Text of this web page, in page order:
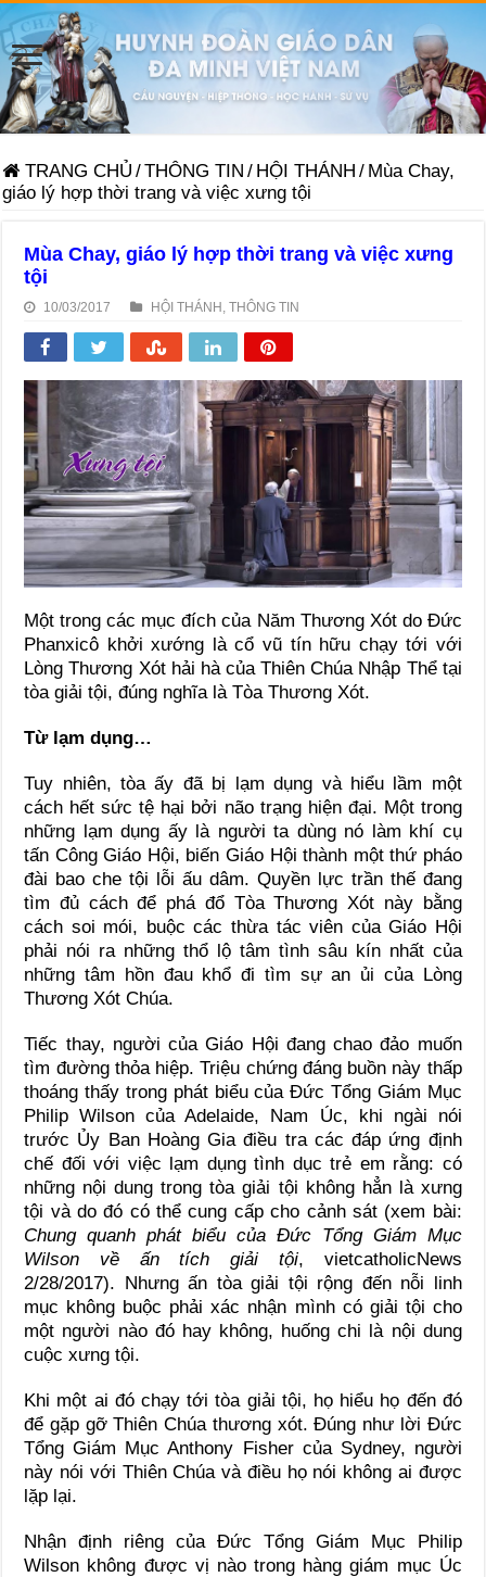
TRANG CHỦ /THÔNG TIN / HỘI THÁNH / Mùa Chay,
giáo lý hợp thời trang và việc xưng tội
Mùa Chay, giáo lý hợp thời trang và việc xưng
tội
10/03/2017 HỘI THÁNH ,THÔNG TIN
Một trong các mục đích của Năm Thương Xót do Đức
Phanxicô khởi xướng là cổ vũ tín hữu chạy tới với
Lòng Thương Xót hải hà của Thiên Chúa Nhập Thể tại
tòa giải tội, đúng nghĩa là Tòa Thương Xót.
Từ lạm dụng…
Tuy nhiên, tòa ấy đã bị lạm dụng và hiểu lầm một
cách hết sức tệ hại bởi não trạng hiện đại. Một trong
những lạm dụng ấy là người ta dùng nó làm khí cụ
tấn Công Giáo Hội, biến Giáo Hội thành một thứ pháo
đài bao che tội lỗi ấu dâm. Quyền lực trần thế đang
tìm đủ cách để phá đổ Tòa Thương Xót này bằng
cách soi mói, buộc các thừa tác viên của Giáo Hội
phải nói ra những thổ lộ tâm tình sâu kín nhất của
những tâm hồn đau khổ đi tìm sự an ủi của Lòng
Thương Xót Chúa.
Tiếc thay, người của Giáo Hội đang chao đảo muốn
tìm đường thỏa hiệp. Triệu chứng đáng buồn này thấp
thoáng thấy trong phát biểu của Đức Tổng Giám Mục
Philip Wilson của Adelaide, Nam Úc, khi ngài nói
trước Ủy Ban Hoàng Gia điều tra các đáp ứng định
chế đối với việc lạm dụng tình dục trẻ em rằng: có
những nội dung trong tòa giải tội không hẳn là xưng
tội và do đó có thể cung cấp cho cảnh sát (xem bài:
Chung quanh phát biểu của Đức Tổng Giám Mục
Wilson về ấn tích giải tội, vietcatholicNews
2/28/2017). Nhưng ấn tòa giải tội rộng đến nỗi linh
mục không buộc phải xác nhận mình có giải tội cho
một người nào đó hay không, huống chi là nội dung
cuộc xưng tội.
Khi một ai đó chạy tới tòa giải tội, họ hiểu họ đến đó
để gặp gỡ Thiên Chúa thương xót. Đúng như lời Đức
Tổng Giám Mục Anthony Fisher của Sydney, người
này nói với Thiên Chúa và điều họ nói không ai được
lặp lại.
Nhận định riêng của Đức Tổng Giám Mục Philip
Wilson không được vị nào trong hàng giám mục Úc